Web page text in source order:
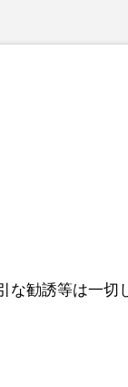
な勧誘等は一切